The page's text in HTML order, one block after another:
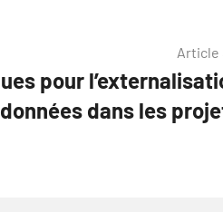
Article
pour
données dans les